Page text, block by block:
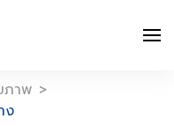
ภาพ >
ง